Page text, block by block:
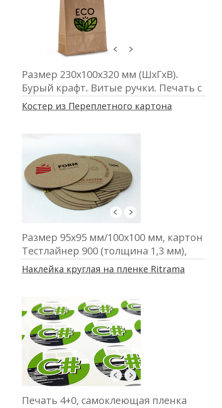
Размер 230х100х320 мм (ШхГхВ).
Бурый крафт. Витые ручки. Печать с
одной или двух сторон
Костер из Переплетного картона
Размер 95х95 мм/100х100 мм, картон
Тестлайнер 900 (толщина 1,3 мм),
печать трафаретная, высечка
Наклейка круглая на пленке Ritrama
Печать 4+0, самоклеющая пленка